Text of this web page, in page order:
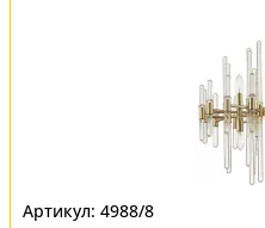
4988/8